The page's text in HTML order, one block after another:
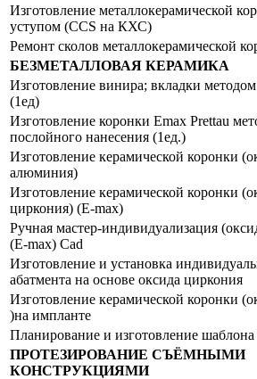
Изготовление металлокерамической
уступом (CCS на КХС)
Ремонт сколов металлокерамической
БЕЗМЕТАЛЛОВАЯ КЕРАМИКА
Изготовление винира; вкладки
(1ед)
Изготовление коронки Emax Prettau
послойного нанесения (1ед.)
Изготовление керамической коронки
алюминия)
Изготовление керамической коронки
циркония) (E-max)
Ручная мастер-индивидуализация
(E-max) Cad
Изготовление и установка
абатмента на основе оксида циркония
Изготовление керамической коронки
)на импланте
Планирование и изготовление шаблона
ПРОТЕЗИРОВАНИЕ СЪЁМНЫМИ
КОНСТРУКЦИЯМИ